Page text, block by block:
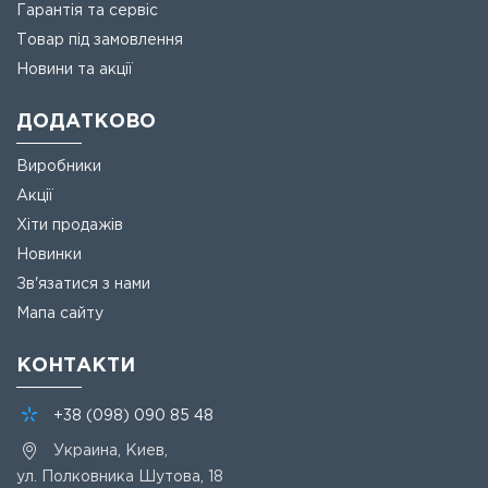
тепла. Чаша з термічним днищем і ручками виконана з
двигуни забезпечують тривале використання обладнання,
є довговічні сталеві ножі-насадки.
Гарантія та сервіс
Товар під замовлення
Новини та акції
ДОДАТКОВО
Виробники
Акції
Хіти продажів
Новинки
Зв'язатися з нами
Мапа сайту
КОНТАКТИ
+38 (098) 090 85 48
Украина, Киев,
ул. Полковника Шутова, 18